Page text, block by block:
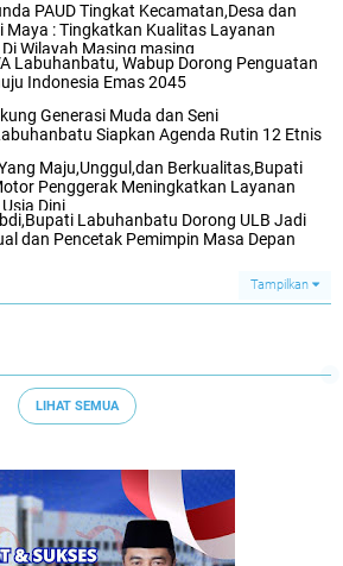
PAUD Tingkat Kecamatan,Desa dan
Maya : Tingkatkan Kualitas Layanan
Wilayah Masing masing
Labuhanbatu, Wabup Dorong Penguatan
Indonesia Emas 2045
Generasi Muda dan Seni
Siapkan Agenda Rutin 12 Etnis
Maju,Unggul,dan Berkualitas,Bupati
Penggerak Meningkatkan Layanan
Dini
Labuhanbatu Dorong ULB Jadi
dan Pencetak Pemimpin Masa Depan
Tampilkan
LIHAT SEMUA